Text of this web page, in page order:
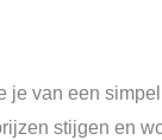
je van een
stijgen en